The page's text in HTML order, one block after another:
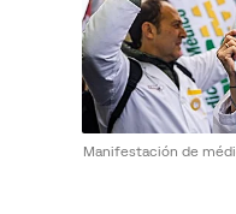
Manifestación de